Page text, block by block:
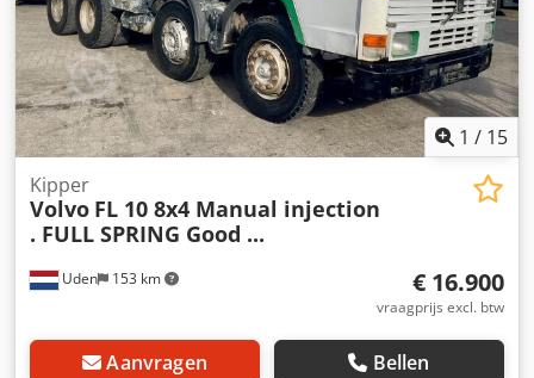
1 / 15
Uden 153 km
Kipper
Volvo FL 10 8x4 Manual injection
. FULL SPRING Good ...
€ 16.900
vraagprijs excl. btw
Aanvragen Bellen